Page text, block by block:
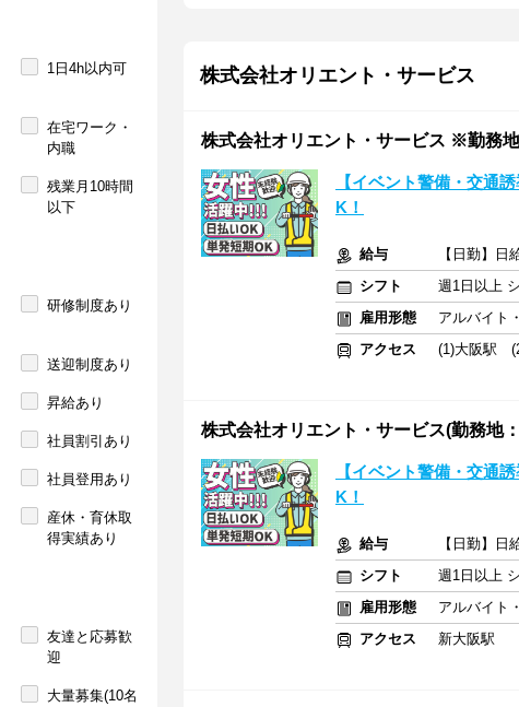
1日4h以内可
在宅ワーク・
内職
残業月10時間
以下
研修制度あり
送迎制度あり
昇給あり
社員割引あり
社員登用あり
産休・育休取
得実績あり
友達と応募歓
迎
大量募集(10名
株式会社オリエント・サービス
株式会社オリエント・サービス ※勤務
【イベント警備・交通
K！
給与
【日勤】日
シフト
週1日以上
雇用形態
アルバイト
アクセス
(1)大阪駅
株式会社オリエント・サービス(勤務地
【イベント警備・交通
K！
給与
【日勤】日
シフト
週1日以上
雇用形態
アルバイト
アクセス
新大阪駅